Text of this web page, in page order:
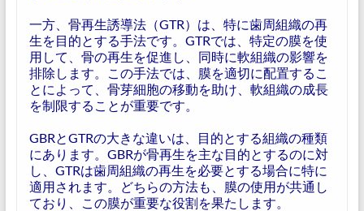
一方、骨再生誘導法（GTR）は、特に歯周組織の再
生を目的とする手法です。GTRでは、特定の膜を使
用して、骨の再生を促進し、同時に軟組織の影響を
排除します。この手法では、膜を適切に配置するこ
とによって、骨芽細胞の移動を助け、軟組織の成長
を制限することが重要です。
GBRとGTRの大きな違いは、目的とする組織の種類
にあります。GBRが骨再生を主な目的とするのに対
し、GTRは歯周組織の再生を必要とする場合に特に
適用されます。どちらの方法も、膜の使用が共通し
ており、この膜が重要な役割を果たします。